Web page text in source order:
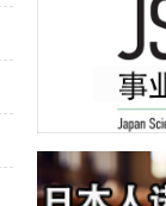
裹保护受损神经
阿尔茨海默病等
日本东北大学与
度揭示橡胶—黄
为提升轮胎安全
道路
近畿大学等发现
可抑制老化与炎
科学研究
群马大学开发针